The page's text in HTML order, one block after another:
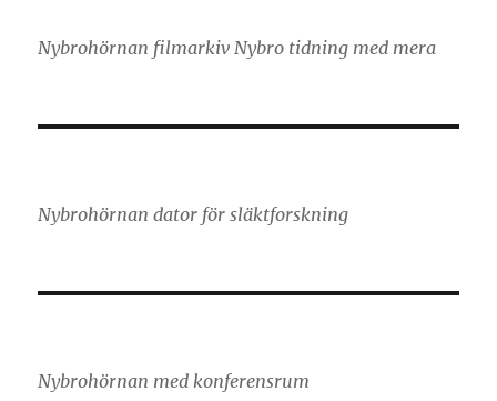
Nybrohörnan filmarkiv Nybro tidning med mera
Nybrohörnan dator för släktforskning
Nybrohörnan med konferensrum